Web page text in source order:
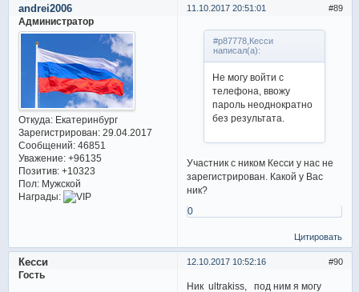
89
11.10.2017 20:51:01
andrei2006
Администратор
Откуда:Екатеринбург
Зарегистрирован: 29.04.2017
Сообщений:46851
Уважение: +96135
Позитив: +10323
Пол:Мужской
Награды:
#p87778,Кесси
написал(а):
Не могу войти с
телефона, ввожу
пароль неоднократно
без результата.
Участник с ником Кесси у нас не
зарегистрирован. Какой у Вас
ник?
0
Цитировать
90
12.10.2017 10:52:16
Кесси
Гость
Ник ultrakiss, под ним я могу